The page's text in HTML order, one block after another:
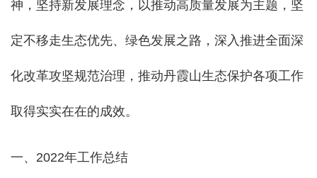
神，坚持新发展理念，以推动高质量发展为主题，坚
定不移走生态优先、绿色发展之路，深入推进全面深
化改革攻坚规范治理，推动丹霞山生态保护各项工作
取得实实在在的成效。
一、2022年工作总结